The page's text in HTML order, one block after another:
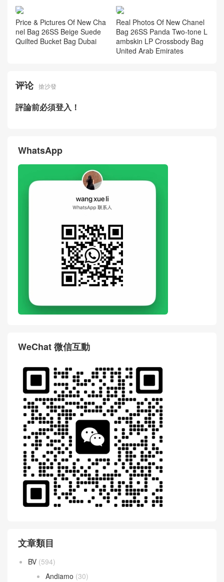
New Chanel Bag 26S Burgun
dy Pebbled Calfskin Large C
F Flap Bag USA
Price Inquiry For New Chane
l Bag 26S Black Gold Calfski
n Cerf Tote Bag
ap Bag Hong Kong
Price & Pictures Of New Cha
搶沙發
評論前必須登入！
WhatsApp
WeChat 微信互動